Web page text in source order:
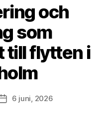
och
som
till flytten i
Inläggsdatum
6 juni, 2026